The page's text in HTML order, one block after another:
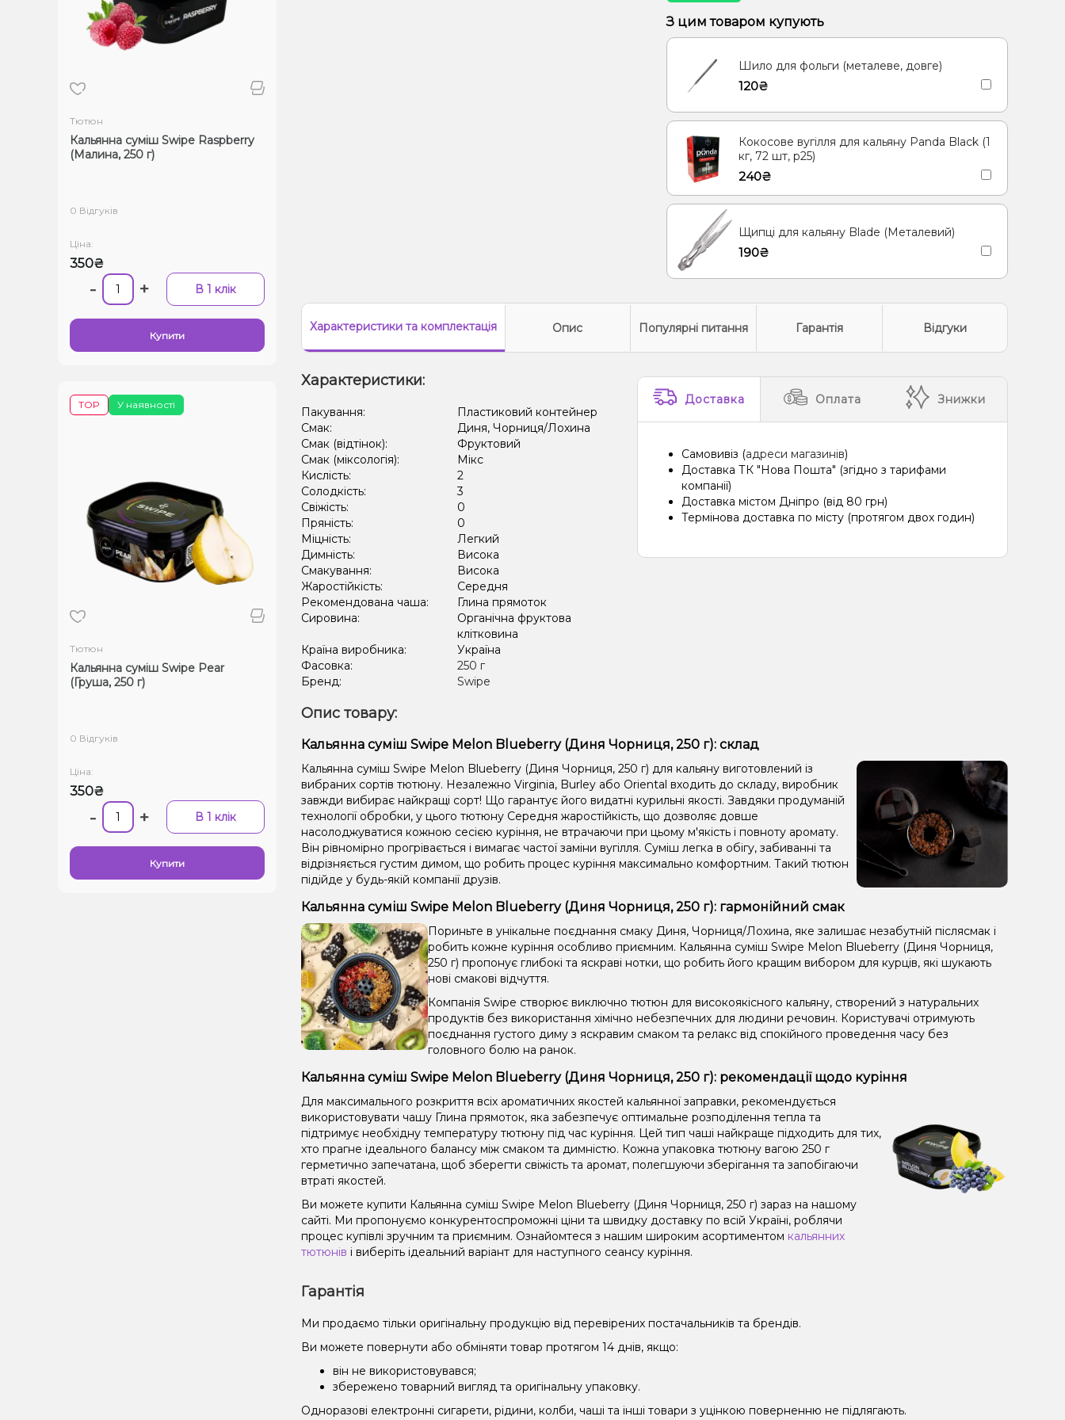
Тютюн
Кальянна суміш Swipe Raspberry
(Малина, 250 г)
0 Відгуків
Ціна:
350₴
- + В 1 клік
Купити
У наявності
TOP
Тютюн
Кальянна суміш Swipe Pear
(Груша, 250 г)
0 Відгуків
Ціна:
350₴
- + В 1 клік
Купити
Енергетик
Яблуко Кокос, Молоко
Морозиво, Ягоди
Лід/Холодок
Кориця
Груша/Дюшес
Полуниця, Молоко
Ялинка, Мандарин
З цим товаром купують
Шило для фольги (металеве, довге)
120₴
Кокосове вугілля для кальяну Panda Black (1
кг, 72 шт, р25)
240₴
Щипці для кальяну Blade (Металевий)
190₴
Характеристикита комплектація Опис Популярні питання Гарантія Відгуки
Характеристики:
Пакування:
Пластиковий контейнер
Смак:
Диня, Чорниця/Лохина
Смак (відтінок):
Фруктовий
Смак (міксологія):
Мікс
Кислість:
2
Солодкість:
3
Свіжість:
0
Пряність:
0
Міцність:
Легкий
Димність:
Висока
Смакування:
Висока
Жаростійкість:
Середня
Рекомендована чаша:
Глина прямоток
Сировина:
Органічна фруктова
клітковина
Країна виробника:
Україна
Фасовка:
250 г
Бренд:
Swipe
Доставка Оплата Знижки
Самовивіз (адреси магазинів)
Доставка ТК "Нова Пошта" (згідно з тарифами
компанії)
Доставка містом Дніпро (від 80 грн)
Термінова доставка по місту (протягом двох годин)
Опис товару:
Кальянна суміш Swipe Melon Blueberry (Диня Чорниця, 250 г): склад
Кальянна суміш Swipe Melon Blueberry (Диня Чорниця, 250 г) для кальяну виготовлений із
вибраних сортів тютюну. Незалежно Virginia, Burley або Oriental входить до складу, виробник
завжди вибирає найкращі сорт! Що гарантує його видатні курильні якості. Завдяки продуманій
технології обробки, у цього тютюну Середня жаростійкість, що дозволяє довше
насолоджуватися кожною сесією куріння, не втрачаючи при цьому м'якість і повноту аромату.
Він рівномірно прогрівається і вимагає частої заміни вугілля. Суміш легка в обігу, забиванні та
відрізняється густим димом, що робить процес куріння максимально комфортним. Такий тютюн
підійде у будь-якій компанії друзів.
Кальянна суміш Swipe Melon Blueberry (Диня Чорниця, 250 г): гармонійний смак
Пориньте в унікальне поєднання смаку Диня, Чорниця/Лохина, яке залишає незабутній післясмак і
робить кожне куріння особливо приємним. Кальянна суміш Swipe Melon Blueberry (Диня Чорниця,
250 г) пропонує глибокі та яскраві нотки, що робить його кращим вибором для курців, які шукають
нові смакові відчуття.
Компанія Swipe створює виключно тютюн для високоякісного кальяну, створений з натуральних
продуктів без використання хімічно небезпечних для людини речовин. Користувачі отримують
поєднання густого диму з яскравим смаком та релакс від спокійного проведення часу без
головного болю на ранок.
Кальянна суміш Swipe Melon Blueberry (Диня Чорниця, 250 г): рекомендації щодо куріння
Для максимального розкриття всіх ароматичних якостей кальянної заправки, рекомендується
використовувати чашу Глина прямоток, яка забезпечує оптимальне розподілення тепла та
підтримує необхідну температуру тютюну під час куріння. Цей тип чаші найкраще підходить для тих,
хто прагне ідеального балансу між смаком та димністю. Кожна упаковка тютюну вагою 250 г
герметично запечатана, щоб зберегти свіжість та аромат, полегшуючи зберігання та запобігаючи
втраті якостей.
Ви можете купити Кальянна суміш Swipe Melon Blueberry (Диня Чорниця, 250 г) зараз на нашому
сайті. Ми пропонуємо конкурентоспроможні ціни та швидку доставку по всій Україні, роблячи
процес купівлі зручним та приємним. Ознайомтеся з нашим широким асортиментом кальянних
тютюнів і виберіть ідеальний варіант для наступного сеансу куріння.
Гарантія
Ми продаємо тільки оригінальну продукцію від перевірених постачальників та брендів.
Ви можете повернути або обміняти товар протягом 14 днів, якщо:
він не використовувався;
збережено товарний вигляд та оригінальну упаковку.
Одноразові електронні сигарети, рідини, колби, чаші та інші товари з уцінкою поверненню не підлягають.